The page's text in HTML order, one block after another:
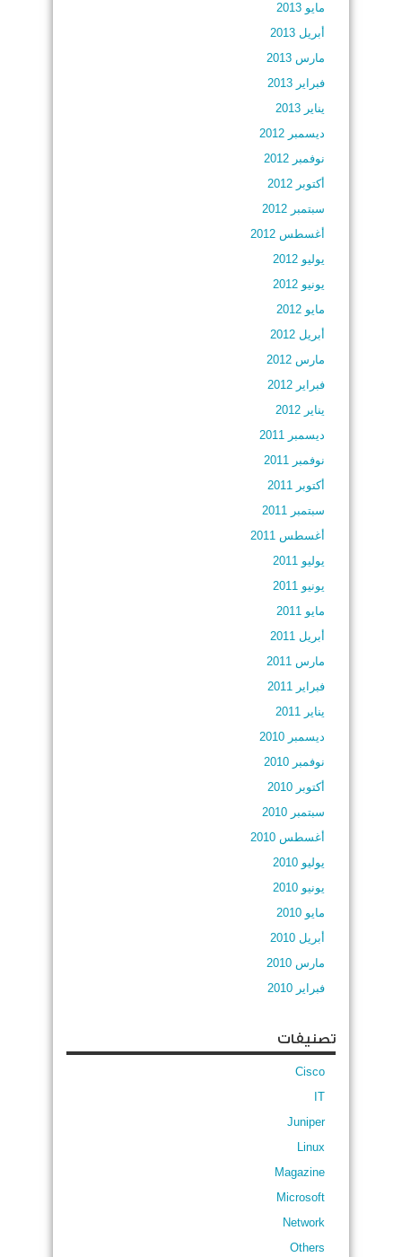
مايو 2013
أبريل 2013
مارس 2013
فبراير 2013
يناير 2013
ديسمبر 2012
نوفمبر 2012
أكتوبر 2012
سبتمبر 2012
أغسطس 2012
يوليو 2012
يونيو 2012
مايو 2012
أبريل 2012
مارس 2012
فبراير 2012
يناير 2012
ديسمبر 2011
نوفمبر 2011
أكتوبر 2011
سبتمبر 2011
أغسطس 2011
يوليو 2011
يونيو 2011
مايو 2011
أبريل 2011
مارس 2011
فبراير 2011
يناير 2011
ديسمبر 2010
نوفمبر 2010
أكتوبر 2010
سبتمبر 2010
أغسطس 2010
يوليو 2010
يونيو 2010
مايو 2010
أبريل 2010
مارس 2010
فبراير 2010
تصنيفات
Cisco
IT
Juniper
Linux
Magazine
Microsoft
Network
Others